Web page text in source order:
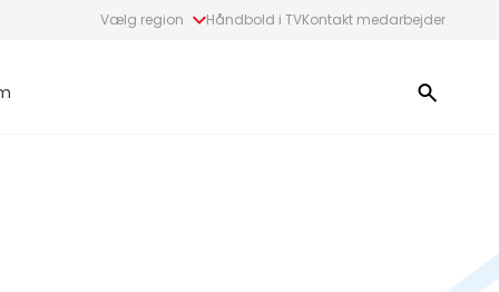
Vælg region Håndbold i TVKontakt medarbejder